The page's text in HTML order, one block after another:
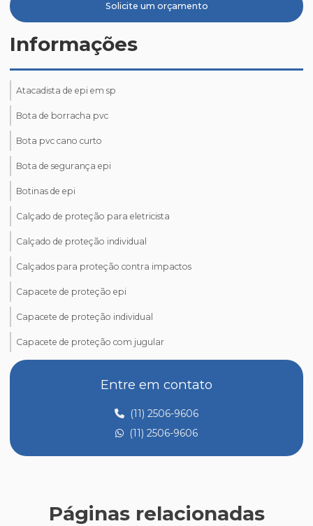
Solicite um orçamento
Informações
Atacadista de epi em sp
Bota de borracha pvc
Bota pvc cano curto
Bota de segurança epi
Botinas de epi
Calçado de proteção para eletricista
Calçado de proteção individual
Calçados para proteção contra impactos
Capacete de proteção epi
Capacete de proteção individual
Capacete de proteção com jugular
Comprar epi para trabalho em altura
Comprar óculos de proteção epi
Creme de proteção para as mãos epi
Empresas de epi
Entre em contato
(11) 2506-9606
(11) 2506-9606
Páginas relacionadas